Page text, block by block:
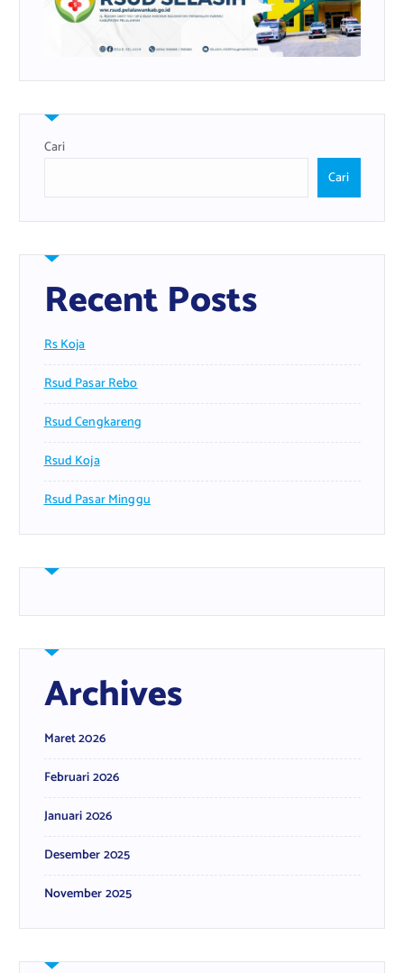
Cari
Cari
Recent Posts
Rs Koja
Rsud Pasar Rebo
Rsud Cengkareng
Rsud Koja
Rsud Pasar Minggu
Archives
Maret 2026
Februari 2026
Januari 2026
Desember 2025
November 2025